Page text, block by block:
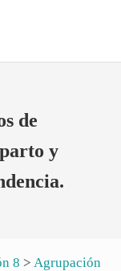
de
y
8 > Agrupación